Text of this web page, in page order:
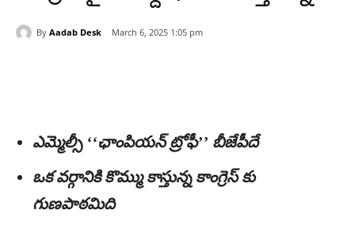
By Aadab Desk March 6, 2025 1:05 pm
ఎమ్మెల్సీ ‘‘ఛాంపియన్ ట్రోఫీ’’ బీజేపీదే
ఒక వర్గానికి కొమ్ము కాస్తున్న కాంగ్రెస్ కు
గుణపాఠమిది